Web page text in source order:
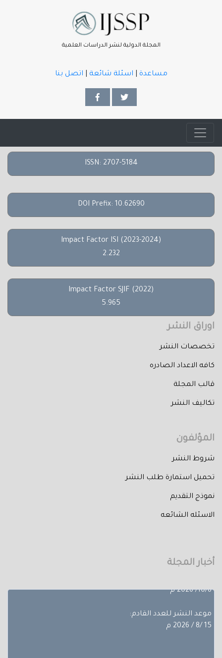
المجلة الدولية لنشر الدراسات العلمية
مساعدة اسئلة شائعة اتصل بنا
ISSN: 2707-5184
DOI Prefix: 10.62690
Impact Factor ISI (2023-2024)
2.232
Impact Factor SJIF (2022)
5.965
اوراق النشر
تخصصات النشر
كافه الاعداد الصادره
قالب المجلة
تكاليف النشر
المؤلفون
شروط النشر
تحميل استمارة طلب النشر
نموذج التقديم
الاسئله الشائعه
أخبار المجلة
موعد النشر للعدد القادم:
15 /8 / 2026 م